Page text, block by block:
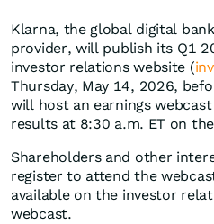
Klarna, the global digital
provider, will publish its Q1
investor relations website (
Thursday, May 14, 2026,
will host an earnings
results at 8:30 a.m. ET on
Shareholders and other
register to attend the
available on the investor
webcast.